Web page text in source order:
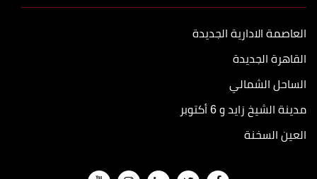
العاصمة الادارية الجديدة
القاهرة الجديدة
الساحل الشمالي
مدينة الشيخ زايد و 6 أكتوبر
العين السخنة